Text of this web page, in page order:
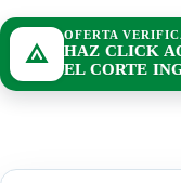
OFERTA
HAZ CLICK
EL CORTE